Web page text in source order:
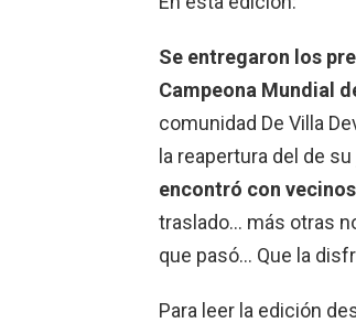
Se entregaron los
Campeona Mundial
comunidad De Villa
la reapertura del de
encontró con vecinos
traslado… más otras
que pasó… Que la
Para leer la edición